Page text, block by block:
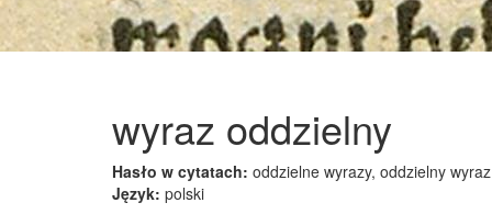
wyraz oddzielny
Hasło w cytatach: oddzielne wyrazy, oddzielny wyraz
Język: polski